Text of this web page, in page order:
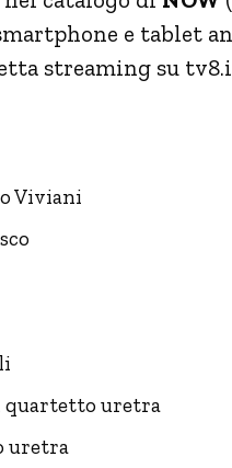
e tablet
streaming su
Viviani
quartetto uretra
uretra